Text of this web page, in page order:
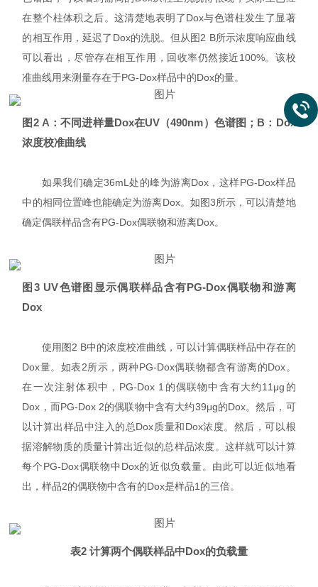
在整个柱体积之后。这清楚地表明了Dox与色谱柱发生了显著
的相互作用，延迟了Dox的洗脱。但从图2 B所示浓度响应曲线
可以看出，尽管存在相互作用，回收率仍然接近100%。该校
准曲线用来测量存在于PG-Dox样品中的Dox的量。
图2 A：不同进样量Dox在UV（490nm）色谱图； B：Dox
浓度校准曲线
如果我们确定36mL处的峰为游离Dox，这样PG-Dox样品
中的相同位置峰也能确定为游离Dox。如图3所示，可以清楚地
确定偶联样品含有PG-Dox偶联物和游离Dox。
图3 UV色谱图显示偶联样品含有PG-Dox偶联物和游离
Dox
使用图2 B中的浓度校准曲线，可以计算偶联样品中存在的
Dox量。如表2所示，两种PG-Dox偶联物都含有游离的Dox。
在一次注射体积中，PG-Dox 1的偶联物中含有大约11μg的
Dox，而PG-Dox 2的偶联物中含有大约39μg的Dox。然后，可
以计算出样品中注入的总Dox质量和Dox浓度。然后，可以根
据溶解物质的质量计算出近似的总样品浓度。这样就可以计算
每个PG-Dox偶联物中Dox的近似负载量。由此可以近似地看
出，样品2的偶联物中含有的Dox是样品1的三倍。
表2 计算两个偶联样品中Dox的负载量